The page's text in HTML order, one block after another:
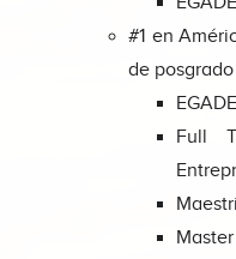
#1 en
de posgrado
Full